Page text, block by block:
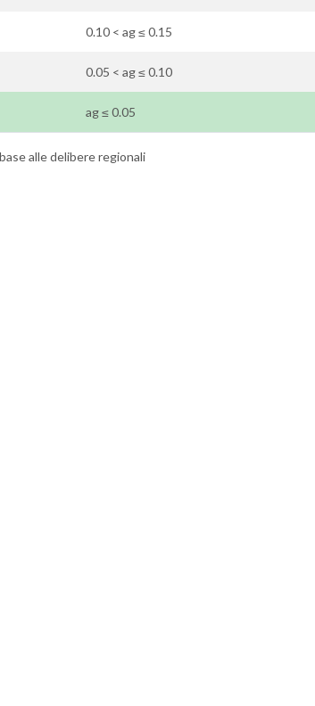
0.10 < ag ≤ 0.15
0.05 < ag ≤ 0.10
ag ≤ 0.05
alle delibere regionali